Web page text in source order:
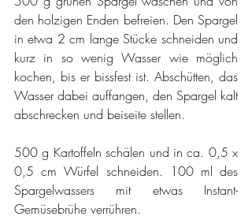
den holzigen Enden befreien. Den Spargel
in etwa 2 cm lange Stücke schneiden und
kurz in so wenig Wasser wie möglich
kochen, bis er bissfest ist. Abschütten, das
Wasser dabei auffangen, den Spargel kalt
abschrecken und beiseite stellen.
500 g Kartoffeln schälen und in ca. 0,5 x
0,5 cm Würfel schneiden. 100 ml des
Spargelwassers mit etwas Instant-
Gemüsebrühe verrühren.